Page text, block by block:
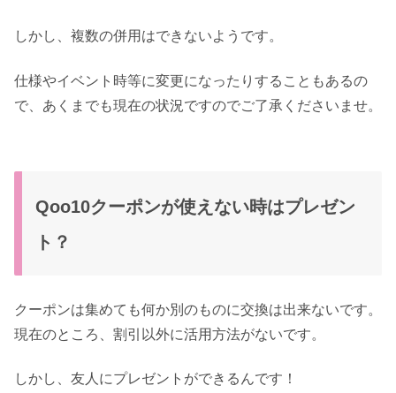
しかし、複数の併用はできないようです。
仕様やイベント時等に変更になったりすることもあるの
で、あくまでも現在の状況ですのでご了承くださいませ。
Qoo10クーポンが使えない時はプレゼン
ト？
クーポンは集めても何か別のものに交換は出来ないです。
現在のところ、割引以外に活用方法がないです。
しかし、友人にプレゼントができるんです！